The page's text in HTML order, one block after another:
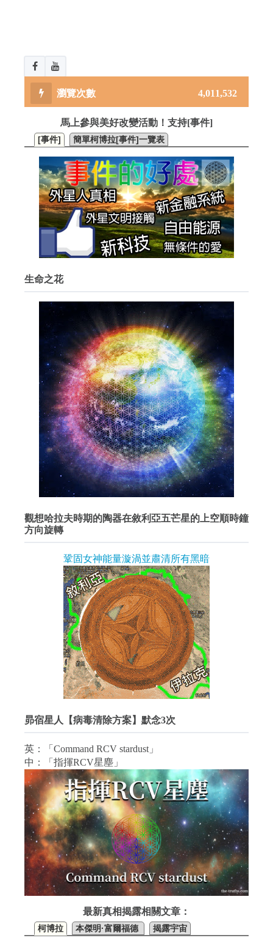
4,011,532
馬上參與美好改變活動！支持[事件]
[事件] 簡單柯博拉[事件]一覽表
生命之花
觀想哈拉夫時期的陶器在敘利亞五芒星的上空順時鐘
方向旋轉
鞏固女神能量漩渦並肅清所有黑暗
昴宿星人【病毒清除方案】默念3次
英：「Command RCV stardust」
中：「指揮RCV星塵」
最新真相揭露相關文章：
柯博拉 本傑明·富爾福德 揭露宇宙